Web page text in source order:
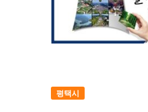
평택시